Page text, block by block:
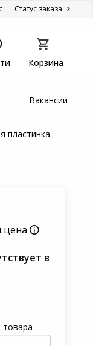
Статус заказа
Корзина
Вакансии
пластинка
цена
в